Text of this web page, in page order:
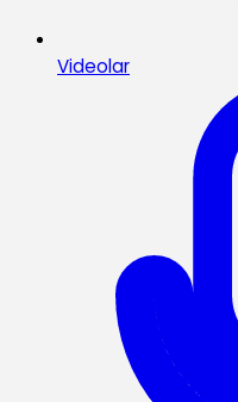
Videolar